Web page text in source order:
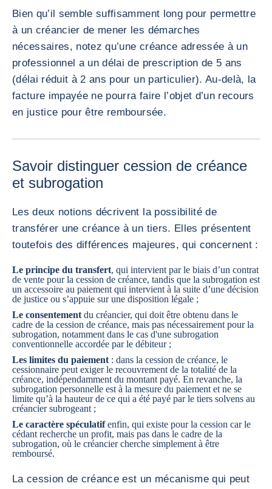
Bien qu’il semble suffisamment long pour permettre
à un créancier de mener les démarches
nécessaires, notez qu’une créance adressée à un
professionnel a un délai de prescription de 5 ans
(délai réduit à 2 ans pour un particulier). Au-delà, la
facture impayée ne pourra faire l’objet d’un recours
en justice pour être remboursée.
Savoir distinguer cession de créance
et subrogation
Les deux notions décrivent la possibilité de
transférer une créance à un tiers. Elles présentent
toutefois des différences majeures, qui concernent :
Le principe du transfert, qui intervient par le biais d’un contrat
de vente pour la cession de créance, tandis que la subrogation est
un accessoire au paiement qui intervient à la suite d’une décision
de justice ou s’appuie sur une disposition légale ;
Le consentement du créancier, qui doit être obtenu dans le
cadre de la cession de créance, mais pas nécessairement pour la
subrogation, notamment dans le cas d'une subrogation
conventionnelle accordée par le débiteur ;
Les limites du paiement : dans la cession de créance, le
cessionnaire peut exiger le recouvrement de la totalité de la
créance, indépendamment du montant payé. En revanche, la
subrogation personnelle est à la mesure du paiement et ne se
limite qu’à la hauteur de ce qui a été payé par le tiers solvens au
créancier subrogeant ;
Le caractère spéculatifenfin, qui existe pour la cession car le
cédant recherche un profit, mais pas dans le cadre de la
subrogation, où le créancier cherche simplement à être
remboursé.
La cession de créance est un mécanisme qui peut